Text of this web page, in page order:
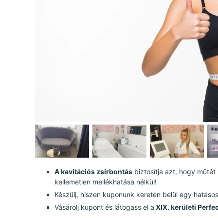
A kavitációs zsírbontás biztosítja azt, hogy műtét
kellemetlen mellékhatása nélkül!
Készülj, hiszen kuponunk keretén belül egy
Vásárolj kupont és látogass el a XIX. kerületi